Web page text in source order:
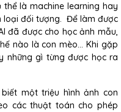
là machine learning hay
loại đối tượng. Để làm được
đã được cho học ảnh mẫu,
nào là con mèo… Khi gặp
những gì từng được học ra
một triệu hình ảnh con
các thuật toán cho phép